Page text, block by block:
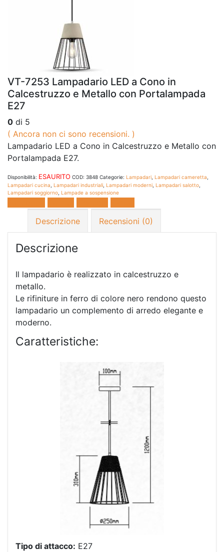
VT-7253 Lampadario LED a Cono in
Calcestruzzo e Metallo con Portalampada
E27
0 di 5
( Ancora non ci sono recensioni. )
Lampadario LED a Cono in Calcestruzzo e Metallo con
Portalampada E27.
Disponibilità: ESAURITO COD: 3848 Categorie: Lampadari Lampadari cameretta
Lampadari cucina Lampadari industriali Lampadari moderni Lampadari salotto
Lampadari soggiorno Lampade a sospensione
Descrizione
Recensioni (0)
Descrizione
Il lampadario è realizzato in calcestruzzo e
metallo.
Le rifiniture in ferro di colore nero rendono questo
lampadario un complemento di arredo elegante e
moderno.
Caratteristiche:
Tipo di attacco: E27